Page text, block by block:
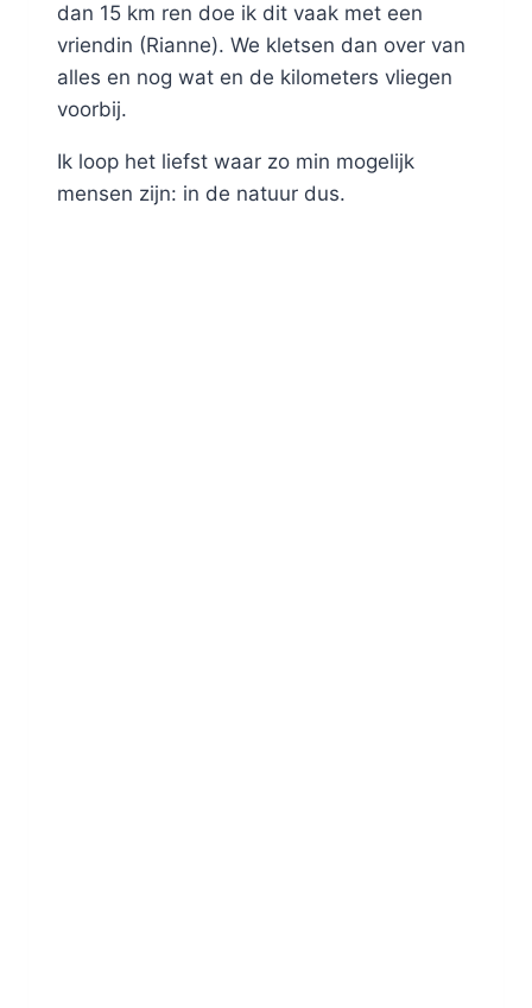
dan 15 km ren doe ik dit vaak met een
vriendin (Rianne). We kletsen dan over van
alles en nog wat en de kilometers vliegen
voorbij.
Ik loop het liefst waar zo min mogelijk
mensen zijn: in de natuur dus.